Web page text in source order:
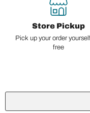
Store Pickup
Pick up your order
free